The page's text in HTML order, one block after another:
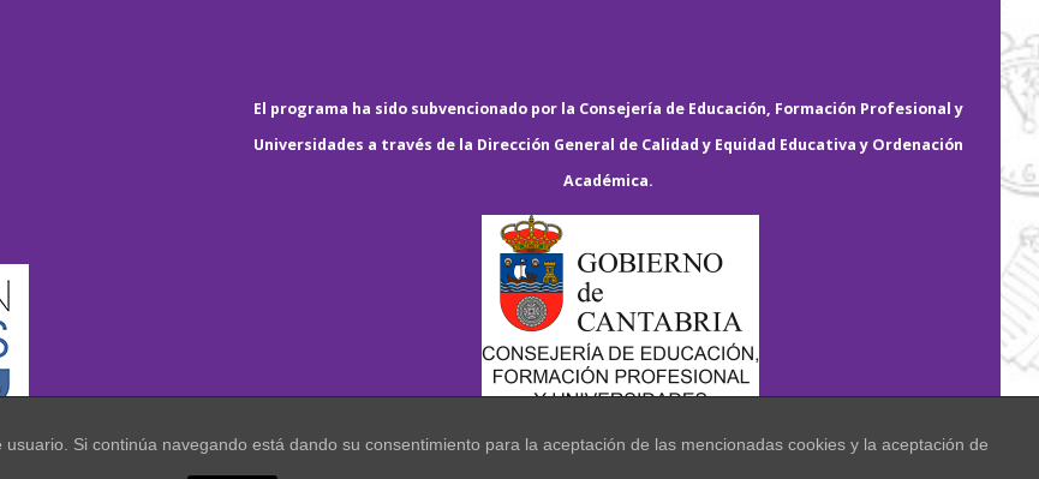
El programa ha sido subvencionado por la Consejería de Educación, Formación Profesional y
Universidades a través de la Dirección General de Calidad y Equidad Educativa y Ordenación
Académica.
Si continúa navegando está dando su consentimiento para la aceptación de las mencionadas cookies y la aceptación de